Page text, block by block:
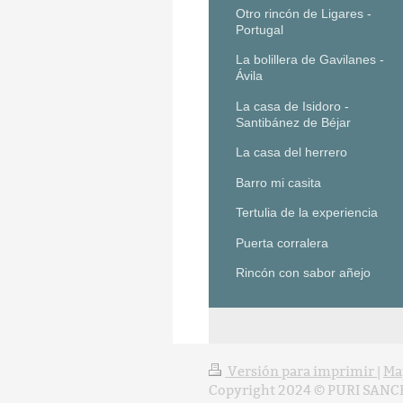
Otro rincón de Ligares -
Portugal
La bolillera de Gavilanes -
Ávila
La casa de Isidoro -
Santibánez de Béjar
La casa del herrero
Barro mi casita
Tertulia de la experiencia
Puerta corralera
Rincón con sabor añejo
Versión para imprimir |
Copyright 2024 © PURI